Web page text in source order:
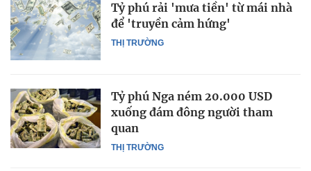
THỊ TRƯỜNG
Tỷ phú rải 'mưa tiền' từ mái nhà
để 'truyền cảm hứng'
THỊ TRƯỜNG
Tỷ phú Nga ném 20.000 USD
xuống đám đông người tham
quan